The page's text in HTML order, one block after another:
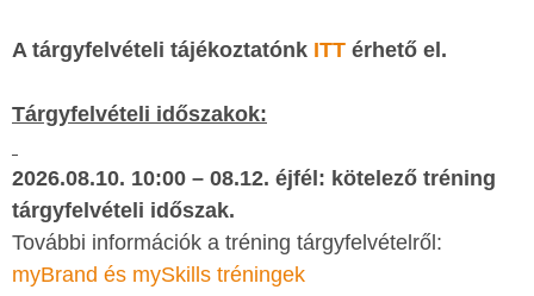
A tárgyfelvételi tájékoztatónk ITT érhető el.
Tárgyfelvételi időszakok:
2026.08.10. 10:00 – 08.12. éjfél: kötelező tréning
tárgyfelvételi időszak.
További információk a tréning tárgyfelvételről:
myBrand és mySkills tréningek